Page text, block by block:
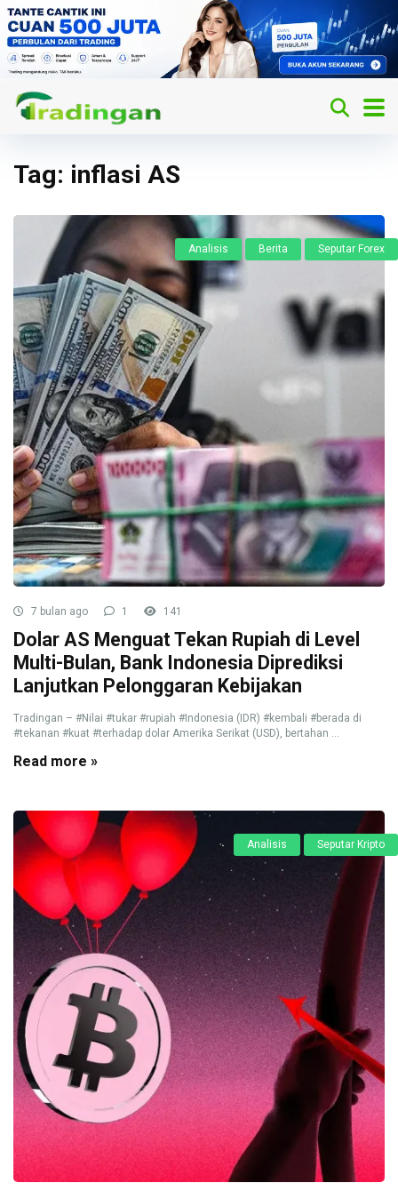
Tag: inflasi AS
Analisis Berita Seputar Forex
7 bulan ago 1 141
Dolar AS Menguat Tekan Rupiah di Level
Multi-Bulan, Bank Indonesia Diprediksi
Lanjutkan Pelonggaran Kebijakan
Tradingan – #Nilai #tukar #rupiah #Indonesia (IDR) #kembali #berada di
#tekanan #kuat #terhadap dolar Amerika Serikat (USD), bertahan ...
Read more »
Analisis Seputar Kripto